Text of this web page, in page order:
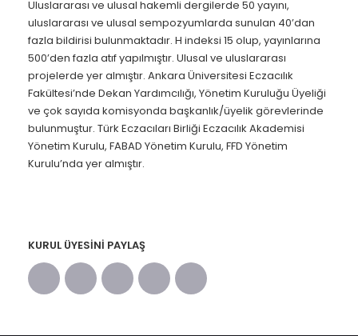
Uluslararası ve ulusal hakemli dergilerde 50 yayını,
uluslararası ve ulusal sempozyumlarda sunulan 40’dan
fazla bildirisi bulunmaktadır. H indeksi 15 olup, yayınlarına
500’den fazla atıf yapılmıştır. Ulusal ve uluslararası
projelerde yer almıştır. Ankara Üniversitesi Eczacılık
Fakültesi’nde Dekan Yardımcılığı, Yönetim Kuruluğu Üyeliği
ve çok sayıda komisyonda başkanlık/üyelik görevlerinde
bulunmuştur. Türk Eczacıları Birliği Eczacılık Akademisi
Yönetim Kurulu, FABAD Yönetim Kurulu, FFD Yönetim
Kurulu’nda yer almıştır.
KURUL ÜYESINI PAYLAŞ